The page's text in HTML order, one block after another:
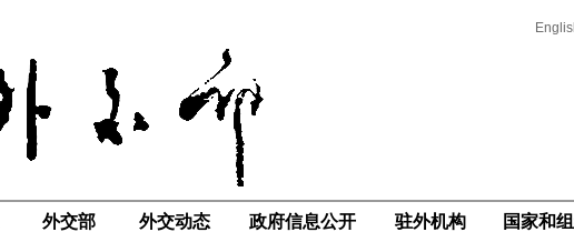
外交部 外交动态 政府信息公开 驻外机构 国家和